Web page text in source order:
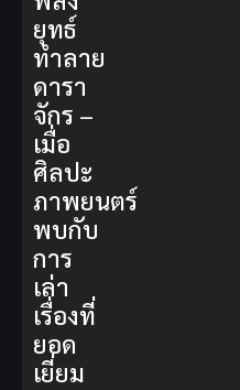
ยุทธ์
ทำลาย
ดารา
จักร –
เมื่อ
ศิลปะ
ภาพยนตร์
พบกับ
การ
เล่า
เรื่องที่
ยอด
เยี่ยม